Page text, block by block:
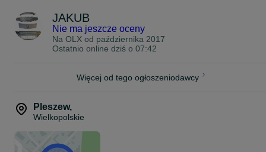
JAKUB
Nie ma jeszcze oceny
Na OLX od października 2017
Ostatnio online dziś o 07:42
Więcej od tego ogłoszeniodawcy
Pleszew,
Wielkopolskie